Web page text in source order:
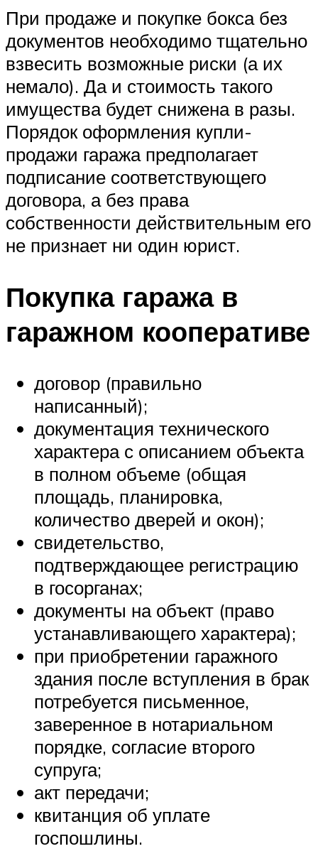
При продаже и покупке бокса без
документов необходимо тщательно
взвесить возможные риски (а их
немало). Да и стоимость такого
имущества будет снижена в разы.
Порядок оформления купли-
продажи гаража предполагает
подписание соответствующего
договора, а без права
собственности действительным его
не признает ни один юрист.
Покупка гаража в
гаражном кооперативе
договор (правильно
написанный);
документация технического
характера с описанием объекта
в полном объеме (общая
площадь, планировка,
количество дверей и окон);
свидетельство,
подтверждающее регистрацию
в госорганах;
документы на объект (право
устанавливающего характера);
при приобретении гаражного
здания после вступления в брак
потребуется письменное,
заверенное в нотариальном
порядке, согласие второго
супруга;
акт передачи;
квитанция об уплате
госпошлины.